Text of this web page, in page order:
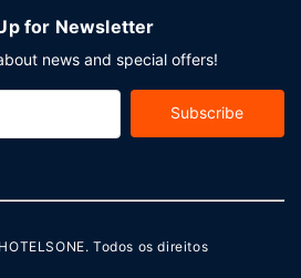
for Newsletter
news and special offers!
Subscribe
HOTELSONE. Todos os direitos